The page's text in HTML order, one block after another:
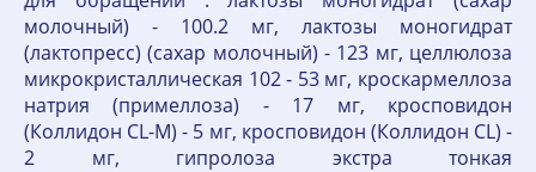
молочный) - 100.2 мг, лактозы моногидрат
(лактопресс) (сахар молочный) - 123 мг, целлюлоза
микрокристаллическая 102 - 53 мг, кроскармеллоза
натрия (примеллоза) - 17 мг, кросповидон
(Коллидон CL-M) - 5 мг, кросповидон (Коллидон CL) -
2 мг, гипролоза экстра тонкая